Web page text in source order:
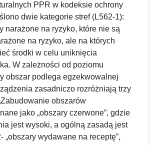
PPR w kodeksie ochrony
dwie kategorie stref (L562-1):
narażone na ryzyko, które nie są
na ryzyko, ale na których
środki w celu uniknięcia
W zależności od poziomu
obszar podlega egzekwowalnej
zasadniczo rozróżniają trzy
obszarów
jako „obszary czerwone”, gdzie
jest wysoki, a ogólną zasadą jest
„obszary wydawane na receptę”,